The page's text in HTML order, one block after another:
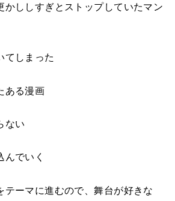
かししすぎとストップしていたマン
てしまった
ある漫画
ない
んでいく
テーマに進むので、舞台が好きな